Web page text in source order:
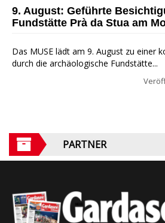
9. August: Geführte
Fundstätte Prà da Stua am
Das MUSE lädt am 9. August zu einer
durch die archäologische Fundstätte...
PARTNER